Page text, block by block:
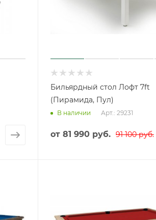
Бильярдный стол Лофт 7ft
(Пирамида, Пул)
В наличии Арт.: 29231
от 81 990 руб. 91 100 руб.